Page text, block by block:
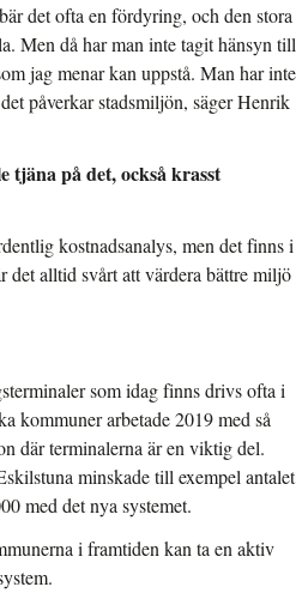
det ofta en fördyring, och den stora
Men då har man inte tagit hänsyn till
jag menar kan uppstå. Man har inte
påverkar stadsmiljön, säger Henrik
tjäna på det, också krasst
kostnadsanalys, men det finns i
det alltid svårt att värdera bättre miljö
som idag finns drivs ofta i
kommuner arbetade 2019 med så
där terminalerna är en viktig del.
minskade till exempel antalet
med det nya systemet.
i framtiden kan ta en aktiv